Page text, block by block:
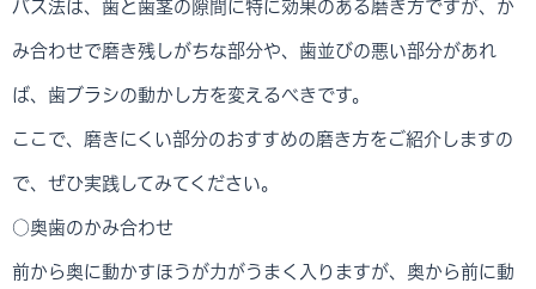
バス法は、歯と歯茎の隙間に特に効果のある磨き方ですが、か
み合わせで磨き残しがちな部分や、歯並びの悪い部分があれ
ば、歯ブラシの動かし方を変えるべきです。
ここで、磨きにくい部分のおすすめの磨き方をご紹介しますの
で、ぜひ実践してみてください。
○奥歯のかみ合わせ
前から奥に動かすほうが力がうまく入りますが、奥から前に動